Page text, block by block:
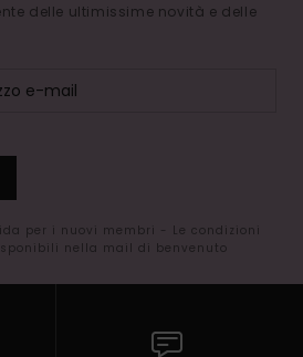
delle ultimissime novità e delle
per i nuovi membri - Le condizioni
nella mail di benvenuto